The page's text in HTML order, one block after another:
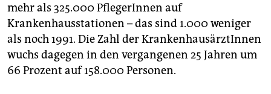
mehr als 325.000 PflegerInnen auf
Krankenhausstationen – das sind 1.000 weniger
als noch 1991. Die Zahl der KrankenhausärztInnen
wuchs dagegen in den vergangenen 25 Jahren um
66 Prozent auf 158.000 Personen.